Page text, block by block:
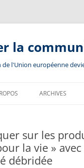
la
l'Union européenne
ARCHIVES
sur les
la vie »
débridée